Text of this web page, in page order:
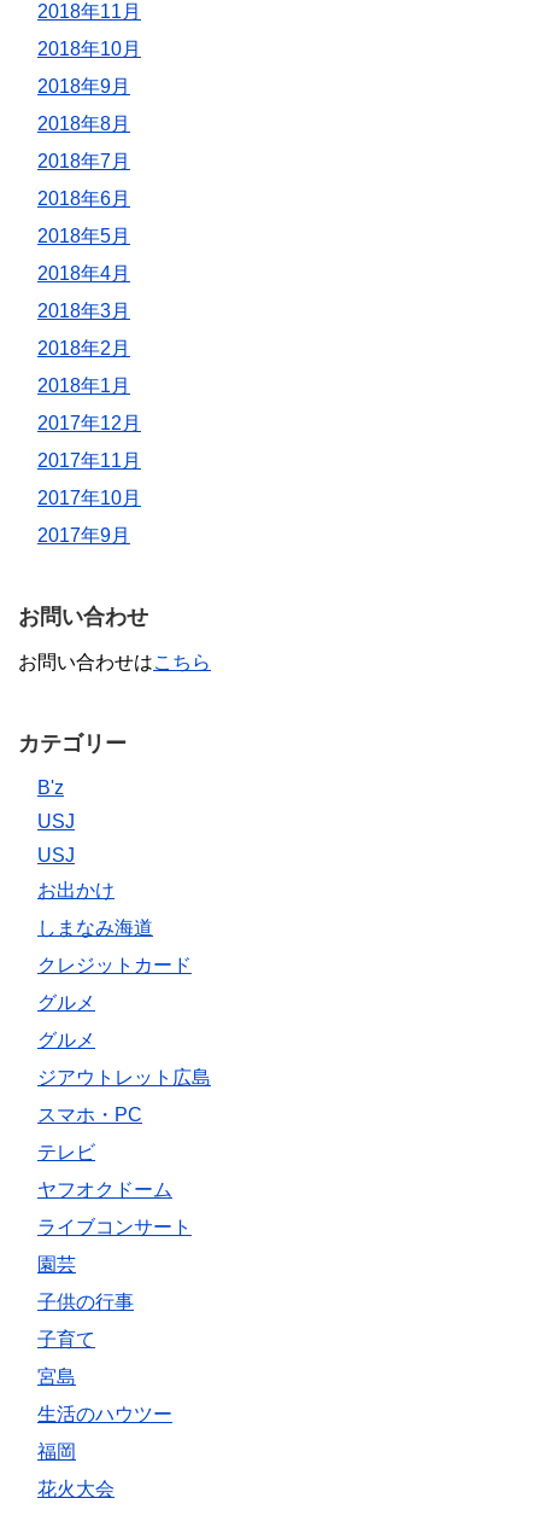
2018年11月
2018年10月
2018年9月
2018年8月
2018年7月
2018年6月
2018年5月
2018年4月
2018年3月
2018年2月
2018年1月
2017年12月
2017年11月
2017年10月
2017年9月
お問い合わせ
お問い合わせはこちら
カテゴリー
B'z
USJ
USJ
お出かけ
しまなみ海道
クレジットカード
グルメ
グルメ
ジアウトレット広島
スマホ・PC
テレビ
ヤフオクドーム
ライブコンサート
園芸
子供の行事
子育て
宮島
生活のハウツー
福岡
花火大会